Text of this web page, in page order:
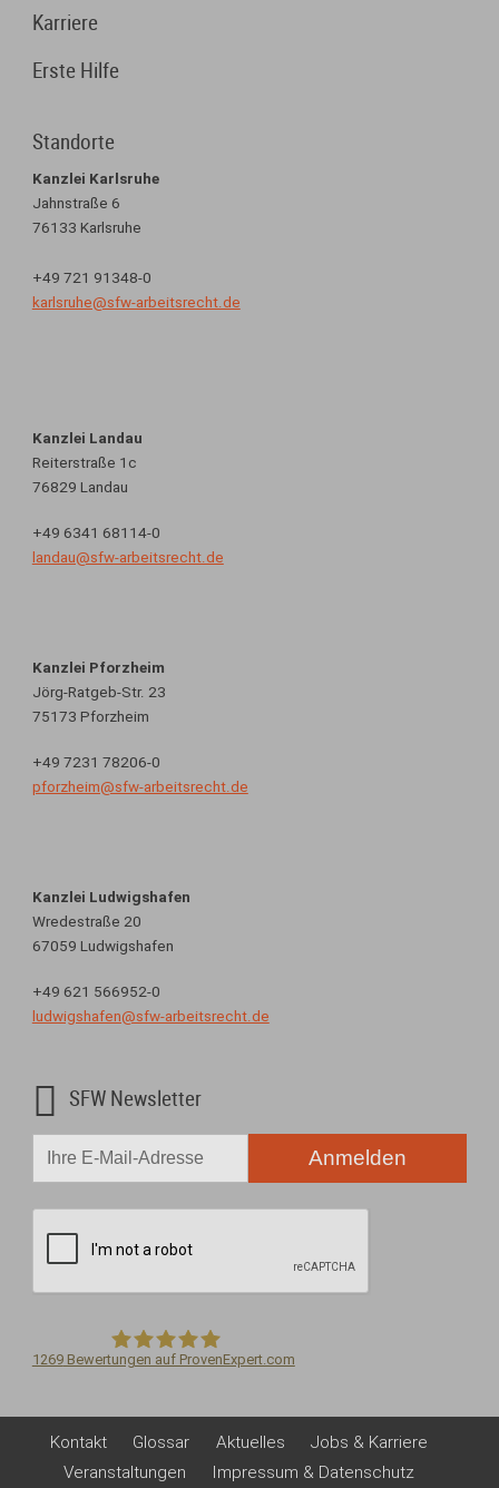
Karriere
Erste Hilfe
Standorte
Kanzlei Karlsruhe
Jahnstraße 6
76133 Karlsruhe
+49 721 91348-0
karlsruhe@sfw-arbeitsrecht.de
Kanzlei Landau
Reiterstraße 1c
76829 Landau
+49 6341 68114-0
landau@sfw-arbeitsrecht.de
Kanzlei Pforzheim
Jörg-Ratgeb-Str. 23
75173 Pforzheim
+49 7231 78206-0
pforzheim@sfw-arbeitsrecht.de
Kanzlei Ludwigshafen
Wredestraße 20
67059 Ludwigshafen
+49 621 566952-0
ludwigshafen@sfw-arbeitsrecht.de
 SFW Newsletter
Anmelden
1269Bewertungen auf ProvenExpert.com
Kontakt Glossar Aktuelles
Jobs & Karriere
Veranstaltungen
Impressum & Datenschutz
100%
Empfehlungen auf
SEHR GUT